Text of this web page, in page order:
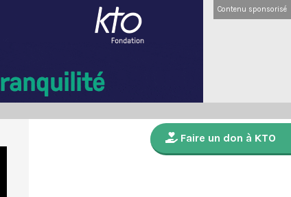
Contenu sponsorisé
Faire un don à KTO